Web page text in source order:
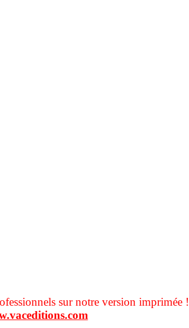
sur notre version imprimée !